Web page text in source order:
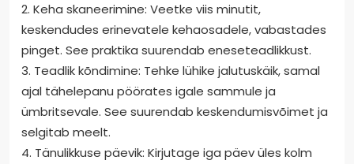
2. Keha skaneerimine: Veetke viis minutit,
keskendudes erinevatele kehaosadele, vabastades
pinget. See praktika suurendab eneseteadlikkust.
3. Teadlik kõndimine: Tehke lühike jalutuskäik, samal
ajal tähelepanu pöörates igale sammule ja
ümbritsevale. See suurendab keskendumisvõimet ja
selgitab meelt.
4. Tänulikkuse päevik: Kirjutage iga päev üles kolm